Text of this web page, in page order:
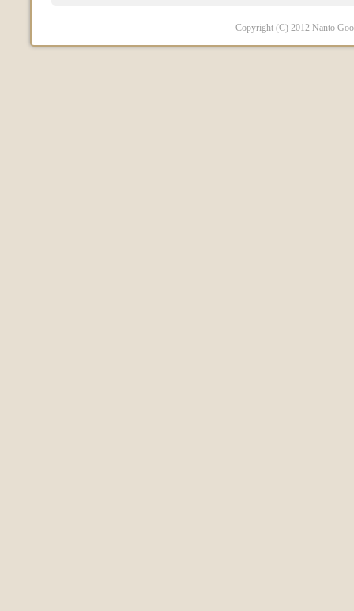
Copyright (C) 2012 Nanto